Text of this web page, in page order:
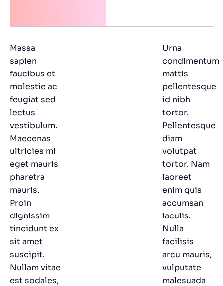
Massa
sapien
faucibus et
molestie ac
feugiat sed
lectus
vestibulum.
Maecenas
ultricies mi
eget mauris
pharetra
mauris.
Proin
dignissim
tincidunt ex
sit amet
suscipit.
Nullam vitae
est sodales,
Urna
condimentum
mattis
pellentesque
id nibh
tortor.
Pellentesque
diam
volutpat
tortor. Nam
laoreet
enim quis
accumsan
iaculis.
Nulla
facilisis
arcu mauris,
vulputate
malesuada